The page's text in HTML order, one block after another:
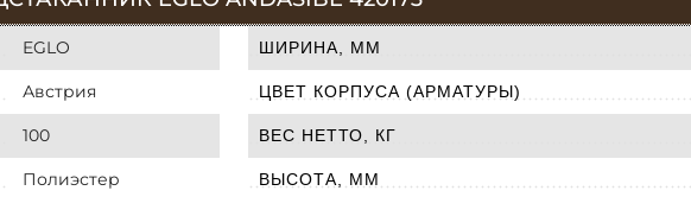
EGLO
Австрия
100
Полиэстер
ШИРИНА, ММ
ЦВЕТ КОРПУСА (АРМАТУРЫ)
ВЕС НЕТТО, КГ
ВЫСОТА, ММ